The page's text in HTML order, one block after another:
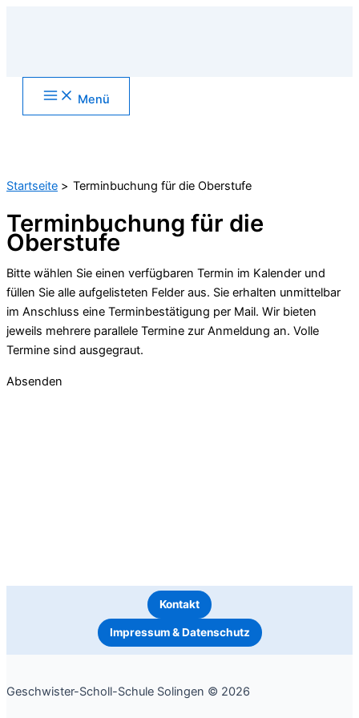
Main
Menu Menü
Startseite Terminbuchung für die Oberstufe
Terminbuchung für die
Oberstufe
Bitte wählen Sie einen verfügbaren Termin im Kalender und
füllen Sie alle aufgelisteten Felder aus. Sie erhalten unmittelbar
im Anschluss eine Terminbestätigung per Mail. Wir bieten
jeweils mehrere parallele Termine zur Anmeldung an. Volle
Termine sind ausgegraut.
Absenden
Kontakt
Impressum & Datenschutz
Geschwister-Scholl-Schule Solingen © 2026